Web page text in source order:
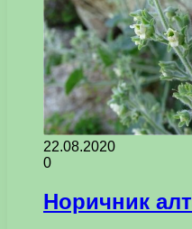
22.08.2020
0
Норичник